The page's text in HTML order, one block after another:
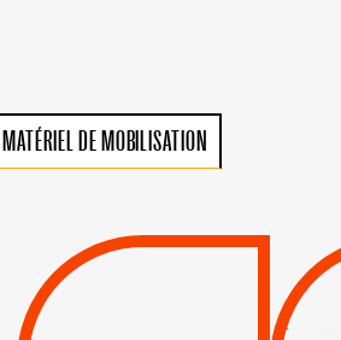
MATÉRIEL DE MOBILISATION
VIOLATIONS DES